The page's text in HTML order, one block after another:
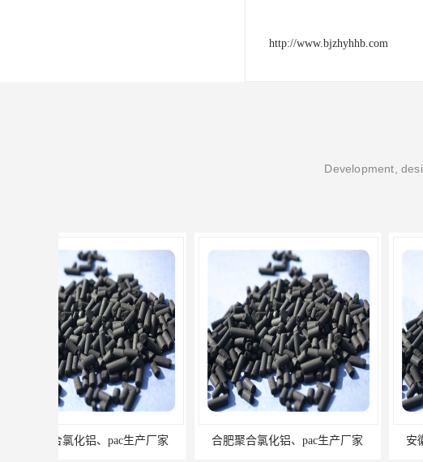
http://www.bjzhyhhb.com
Development,
合肥聚合氯化铝、pac生产厂家 安徽聚合氯化铝、pac生产厂家